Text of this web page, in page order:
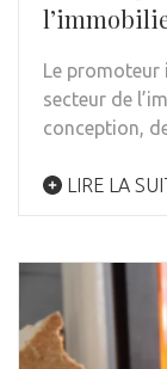
Le promoteur
secteur de
conception,
LIRE LA